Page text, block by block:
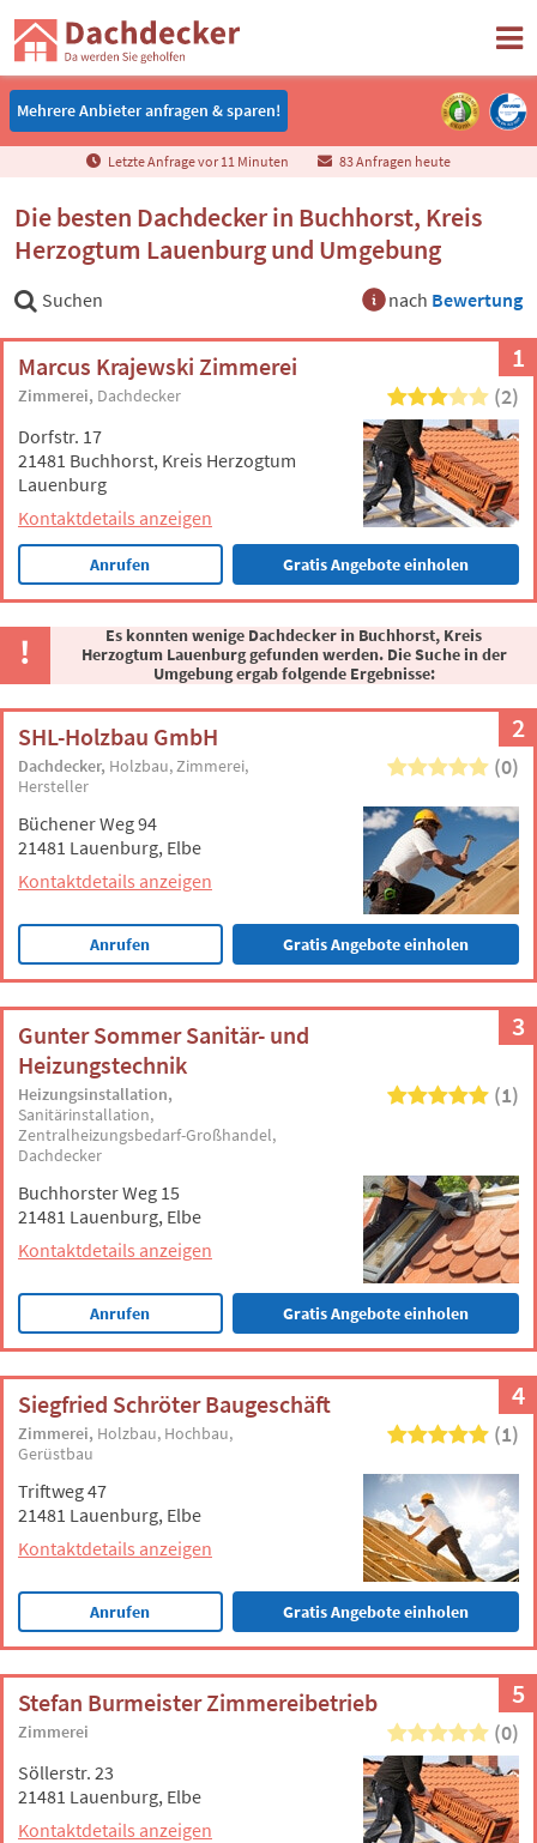
Mehrere Anbieter anfragen & sparen!
Mehrere Anbieter anfragen & sparen!
Letzte Anfrage vor 11 Minuten 83 Anfragen heute
Die besten Dachdecker in Buchhorst, Kreis
Herzogtum Lauenburg und Umgebung
Suchen nach Bewertung
1
Marcus Krajewski Zimmerei
Zimmerei Dachdecker (2)
Dorfstr. 17
21481 Buchhorst, Kreis Herzogtum
Lauenburg
Kontaktdetails anzeigen
Anrufen Gratis Angebote einholen
Es konnten wenige Dachdecker in Buchhorst, Kreis
Herzogtum Lauenburg gefunden werden. Die Suche in der
Umgebung ergab folgende Ergebnisse:
2
SHL-Holzbau GmbH
Dachdecker Holzbau Zimmerei
Hersteller
(0)
Büchener Weg 94
21481 Lauenburg, Elbe
Kontaktdetails anzeigen
Anrufen Gratis Angebote einholen
3
Gunter Sommer Sanitär- und
Heizungstechnik
Heizungsinstallation
Sanitärinstallation
Zentralheizungsbedarf-Großhandel
Dachdecker
(1)
Buchhorster Weg 15
21481 Lauenburg, Elbe
Kontaktdetails anzeigen
Anrufen Gratis Angebote einholen
4
Siegfried Schröter Baugeschäft
Zimmerei Holzbau Hochbau
Gerüstbau
(1)
Triftweg 47
21481 Lauenburg, Elbe
Kontaktdetails anzeigen
Anrufen Gratis Angebote einholen
5
Stefan Burmeister Zimmereibetrieb
Zimmerei (0)
Söllerstr. 23
21481 Lauenburg, Elbe
Kontaktdetails anzeigen